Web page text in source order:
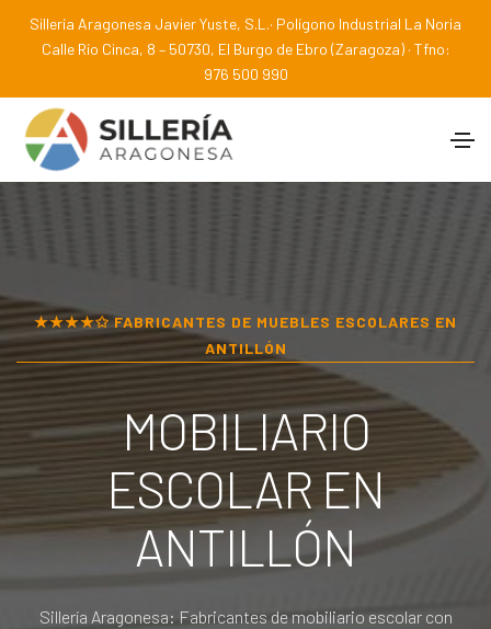
Sillería Aragonesa Javier Yuste, S.L.· Polígono Industrial La Noria
Calle Río Cinca, 8 – 50730, El Burgo de Ebro (Zaragoza) · Tfno:
976 500 990
★★★★✩ FABRICANTES DE MUEBLES ESCOLARES EN
ANTILLÓN
MOBILIARIO
ESCOLAR EN
ANTILLÓN
Sillería Aragonesa: Fabricantes de mobiliario escolar con